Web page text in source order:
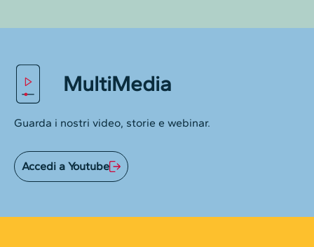
MultiMedia
Guarda i nostri video, storie e webinar.
Accedi a Youtube